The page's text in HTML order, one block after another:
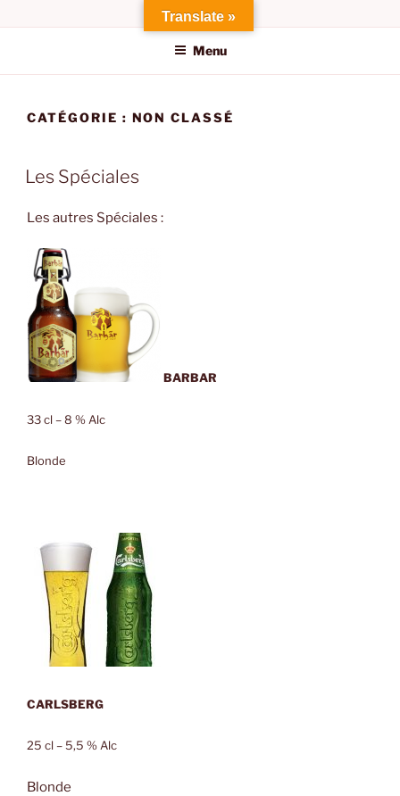
au
principal
Menu
CATÉGORIE : NON CLASSÉ
PUBLIÉ
LE
Les Spéciales
Les autres Spéciales :
BARBAR
33 cl – 8 % Alc
Blonde
CARLSBERG
25 cl – 5,5 % Alc
Blonde
Translate »